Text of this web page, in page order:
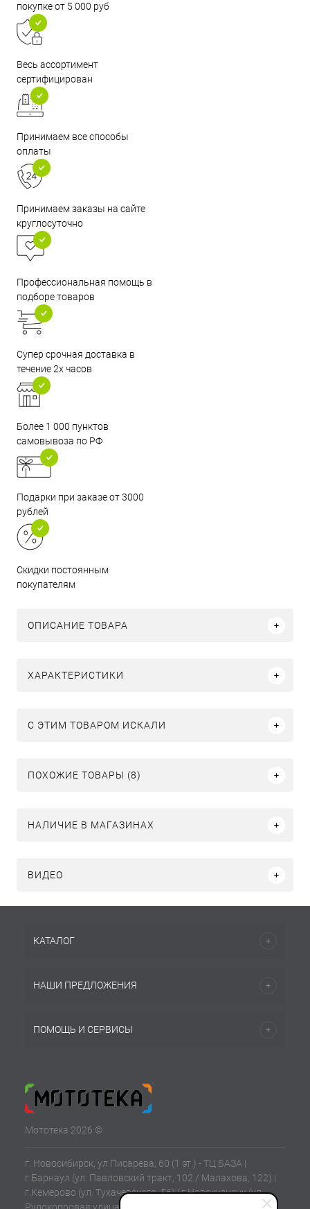
покупке от 5 000 руб
Весь ассортимент
сертифицирован
Принимаем все способы
оплаты
Принимаем заказы на сайте
круглосуточно
Профессиональная помощь в
подборе товаров
Супер срочная доставка в
течение 2х часов
Более 1 000 пунктов
самовывоза по РФ
Подарки при заказе от 3000
рублей
Скидки постоянным
покупателям
ОПИСАНИЕ ТОВАРА
ХАРАКТЕРИСТИКИ
C ЭТИМ ТОВАРОМ ИСКАЛИ
ПОХОЖИЕ ТОВАРЫ (8)
НАЛИЧИЕ В МАГАЗИНАХ
ВИДЕО
КАТАЛОГ
НАШИ ПРЕДЛОЖЕНИЯ
ПОМОЩЬ И СЕРВИСЫ
Мототека 2026 ©
г. Новосибирск, ул Писарева, 60 (1 эт.) - ТЦ БАЗА |
г.Барнаул (ул. Павловский тракт, 102 / Малахова, 122) |
г.Кемерово (ул. Тухачевского, 56) | г.Новокузнецк (ул.